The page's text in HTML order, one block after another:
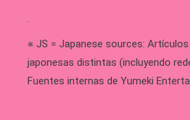
.
※ JS = Japanese sources:
japonesas distintas (incluyendo
Fuentes internas de Yumeki